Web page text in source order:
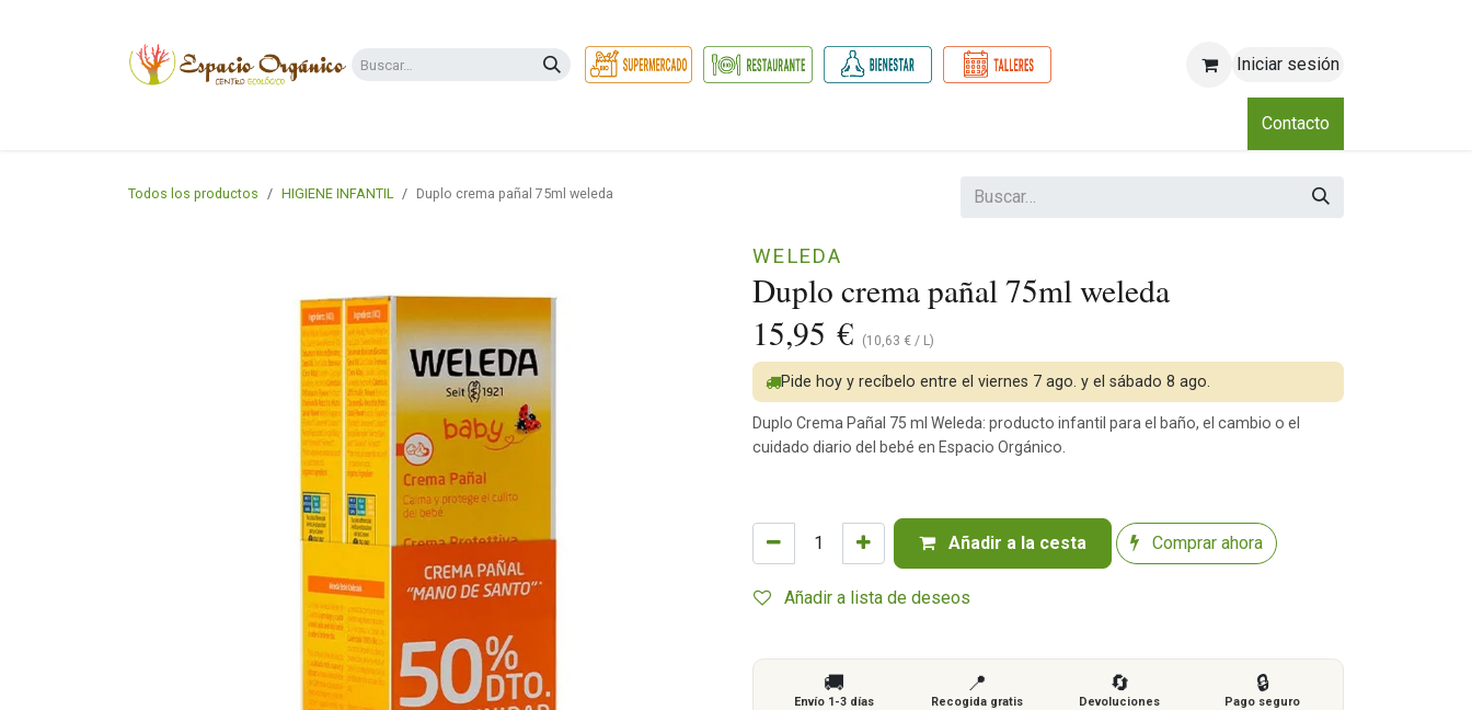
Iniciar sesión
Club
Contacto
Todos los productos HIGIENE INFANTIL Duplo crema pañal 75ml weleda
Duplo crema pañal 75ml weleda
WELEDA
15,95 € (10,63 € / L)
Añadir a la cesta Comprar ahora
Añadir a lista de deseos
Pide hoy y recíbelo entre el viernes 7 ago. y el sábado 8 ago.
Duplo Crema Pañal 75 ml Weleda: producto infantil para el baño, el cambio o el
cuidado diario del bebé en Espacio Orgánico.
🚚
Envío 1-3 días
📍
Recogida gratis
🔄
Devoluciones
🔒
Pago seguro